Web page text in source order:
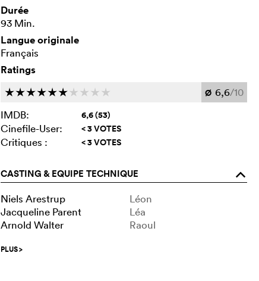
Durée
93 Min.
Langue originale
Français
Ratings
cccccc c c c c Ø 6,6/10
IMDB:
6,6 (53)
Cinefile-User: < 3 VOTES
Critiques : < 3 VOTES
CASTING & EQUIPE TECHNIQUE o
Niels Arestrup
Léon
Jacqueline Parent
Léa
Arnold Walter
Raoul
PLUS>